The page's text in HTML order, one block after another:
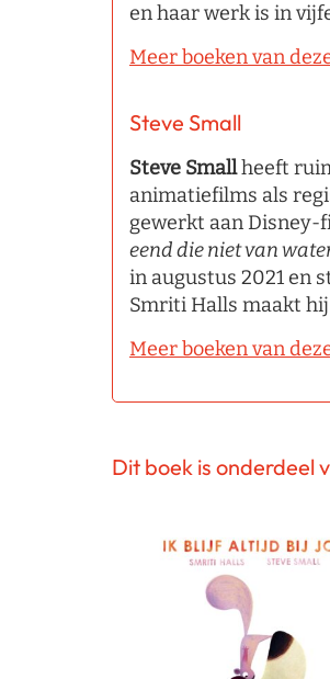
en haar werk is in
Meer boeken van
Steve Small
Steve Smallheeft
animatiefilms als
gewerkt aan Disney-
eend die niet van
in augustus 2021 en
Smriti Halls maakt
Meer boeken van
Dit boek is onderdeel